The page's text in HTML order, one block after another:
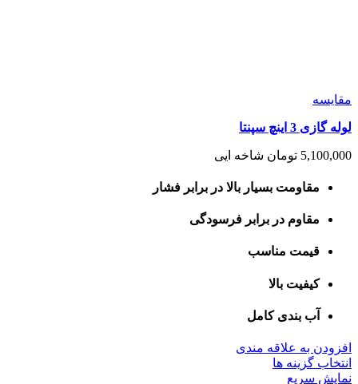
مقايسه
لوله گازی 3 اینچ سپنتا
5,100,000 تومان شاخه ایی
مقاومت بسیار بالا در برابر فشار
مقاوم در برابر فرسودگی
قیمت مناسب
کیفیت بالا
آب بندی کامل
افزودن به علاقه مندی
انتخاب گزینه ها
نمایش سریع